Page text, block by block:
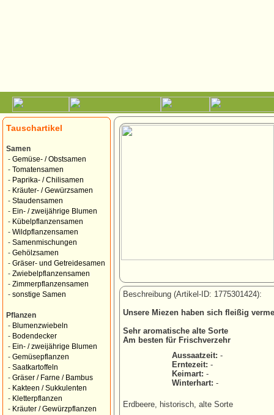
Tauschartikel
Samen
- Gemüse- / Obstsamen
- Tomatensamen
- Paprika- / Chilisamen
- Kräuter- / Gewürzsamen
- Staudensamen
- Ein- / zweijährige Blumen
- Kübelpflanzensamen
- Wildpflanzensamen
- Samenmischungen
- Gehölzsamen
- Gräser- und Getreidesamen
- Zwiebelpflanzensamen
- Zimmerpflanzensamen
- sonstige Samen
Pflanzen
- Blumenzwiebeln
- Bodendecker
- Ein- / zweijährige Blumen
- Gemüsepflanzen
- Saatkartoffeln
- Gräser / Farne / Bambus
- Kakteen / Sukkulenten
- Kletterpflanzen
- Kräuter / Gewürzpflanzen
Beschreibung (Artikel-ID: 1775301424):
Unsere Miezen haben sich fleißig
Sehr aromatische alte Sorte
Am besten für Frischverzehr
Aussaatzeit: -
Erntezeit: -
Keimart: -
Winterhart: -
Erdbeere, historisch, alte Sorte